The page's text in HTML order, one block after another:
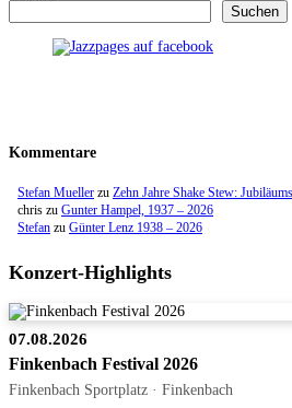
Suchen
Kommentare
Stefan Mueller zu Zehn Jahre Shake Stew:
chris zu Gunter Hampel, 1937 – 2026
Stefan zu Günter Lenz 1938 – 2026
Konzert-Highlights
07.08.2026
Finkenbach Festival 2026
Finkenbach Sportplatz · Finkenbach